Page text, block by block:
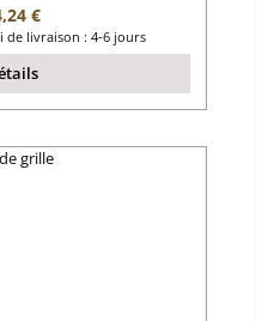
régulier :
€
de livraison : 4-6 jours